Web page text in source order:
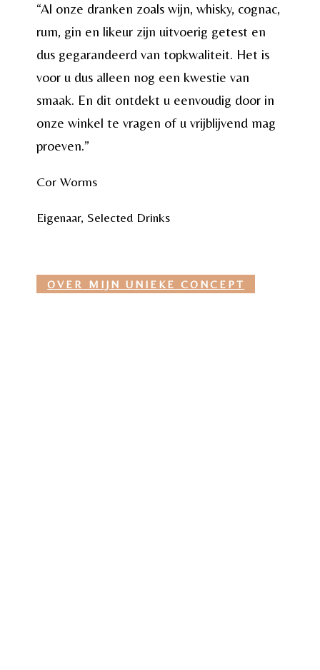
“Al onze dranken zoals wijn, whisky, cognac,
rum, gin en likeur zijn uitvoerig getest en
dus gegarandeerd van topkwaliteit. Het is
voor u dus alleen nog een kwestie van
smaak. En dit ontdekt u eenvoudig door in
onze winkel te vragen of u vrijblijvend mag
proeven.”
Cor Worms
Eigenaar, Selected Drinks
OVER MIJN UNIEKE CONCEPT